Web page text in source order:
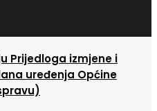
Prijedloga izmjene i
uređenja Općine